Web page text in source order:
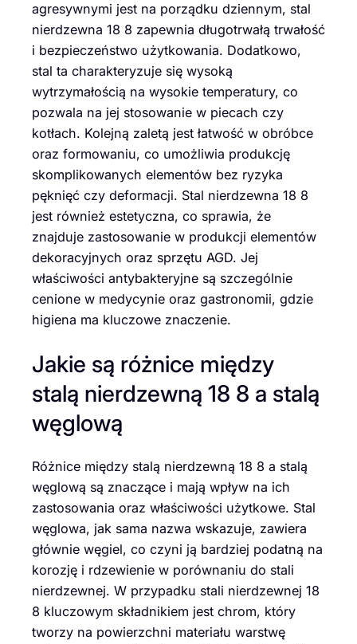
agresywnymi jest na porządku dziennym, stal
nierdzewna 18 8 zapewnia długotrwałą trwałość
i bezpieczeństwo użytkowania. Dodatkowo,
stal ta charakteryzuje się wysoką
wytrzymałością na wysokie temperatury, co
pozwala na jej stosowanie w piecach czy
kotłach. Kolejną zaletą jest łatwość w obróbce
oraz formowaniu, co umożliwia produkcję
skomplikowanych elementów bez ryzyka
pęknięć czy deformacji. Stal nierdzewna 18 8
jest również estetyczna, co sprawia, że
znajduje zastosowanie w produkcji elementów
dekoracyjnych oraz sprzętu AGD. Jej
właściwości antybakteryjne są szczególnie
cenione w medycynie oraz gastronomii, gdzie
higiena ma kluczowe znaczenie.
Jakie są różnice między
stalą nierdzewną 18 8 a stalą
węglową
Różnice między stalą nierdzewną 18 8 a stalą
węglową są znaczące i mają wpływ na ich
zastosowania oraz właściwości użytkowe. Stal
węglowa, jak sama nazwa wskazuje, zawiera
głównie węgiel, co czyni ją bardziej podatną na
korozję i rdzewienie w porównaniu do stali
nierdzewnej. W przypadku stali nierdzewnej 18
8 kluczowym składnikiem jest chrom, który
tworzy na powierzchni materiału warstwę